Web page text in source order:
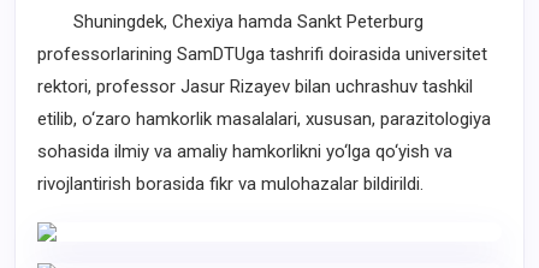
Shuningdek, Chexiya hamda Sankt Peterburg
professorlarining SamDTUga tashrifi doirasida universitet
rektori, professor Jasur Rizayev bilan uchrashuv tashkil
etilib, o‘zaro hamkorlik masalalari, xususan, parazitologiya
sohasida ilmiy va amaliy hamkorlikni yo‘lga qo‘yish va
rivojlantirish borasida fikr va mulohazalar bildirildi.